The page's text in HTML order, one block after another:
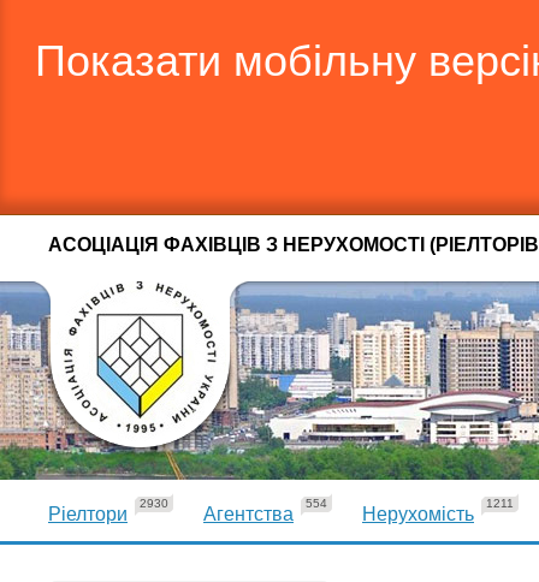
Показати мобільну
АСОЦІАЦІЯ ФАХІВЦІВ З НЕРУХОМОСТІ
Ріелтори
2930
Агентства
554
Нерухомість
1211